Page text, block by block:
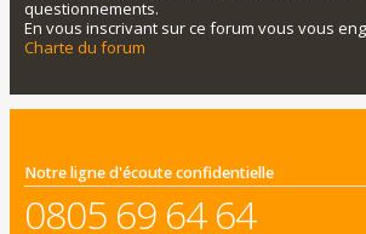
questionnements.
En vous inscrivant sur ce forum vous vous
Charte du forum
Notre ligne d'écoute confidentielle
0805 69 64 64